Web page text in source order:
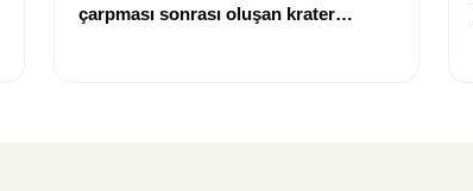
çarpması sonrası oluşan krater